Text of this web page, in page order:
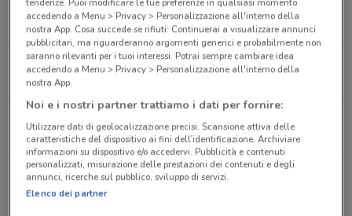
A52 T.Nord-Mi Km 10+780 D.Sud Paderno Dugnano
2.7 km
Ads Q8 Sup.Mi-Meda Lentate Paderno Dugnano
5.5 km
A4, Km 119,250 Dir.Ts Rho
15.2 km
A50 Tang Ovest Milano Km11+890 Milano
16.7 km
accedendo a Menu > Privacy > Personalizzazione all'interno della
nostra App. Cosa succede se rifiuti: Continuerai a visualizzare annunci
pubblicitari, ma riguarderanno argomenti generici e probabilmente non
saranno rilevanti per i tuoi interessi. Potrai sempre cambiare idea
accedendo a Menu > Privacy > Personalizzazione all'interno della
nostra App.
Noi e i nostri partner trattiamo i dati per fornire:
Utilizzare dati di geolocalizzazione precisi. Scansione attiva delle
caratteristiche del dispositivo ai fini dell’identificazione. Archiviare
informazioni su dispositivo e/o accedervi. Pubblicità e contenuti
personalizzati, misurazione delle prestazioni dei contenuti e degli
annunci, ricerche sul pubblico, sviluppo di servizi.
Elenco dei partner